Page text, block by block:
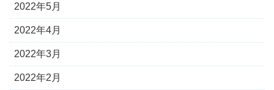
2022年5月
2022年4月
2022年3月
2022年2月